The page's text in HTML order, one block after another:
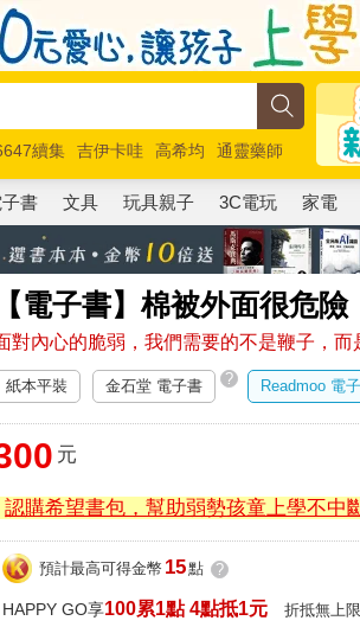
續集 吉伊卡哇 高希均
通靈藥師
動員5 超慢跑
書 文具 玩具親子 3C電玩 家電
【電子書】棉被外面很危
對內心的脆弱，我們需要的不是鞭子，而
紙本平裝 金石堂 電子書 ? Readmoo 電
元
認購希望書包，幫助弱勢孩童上學不中
預計最高可得金幣 15點 ?
HAPPY GO享100累1點 4點抵1元 折抵無上限